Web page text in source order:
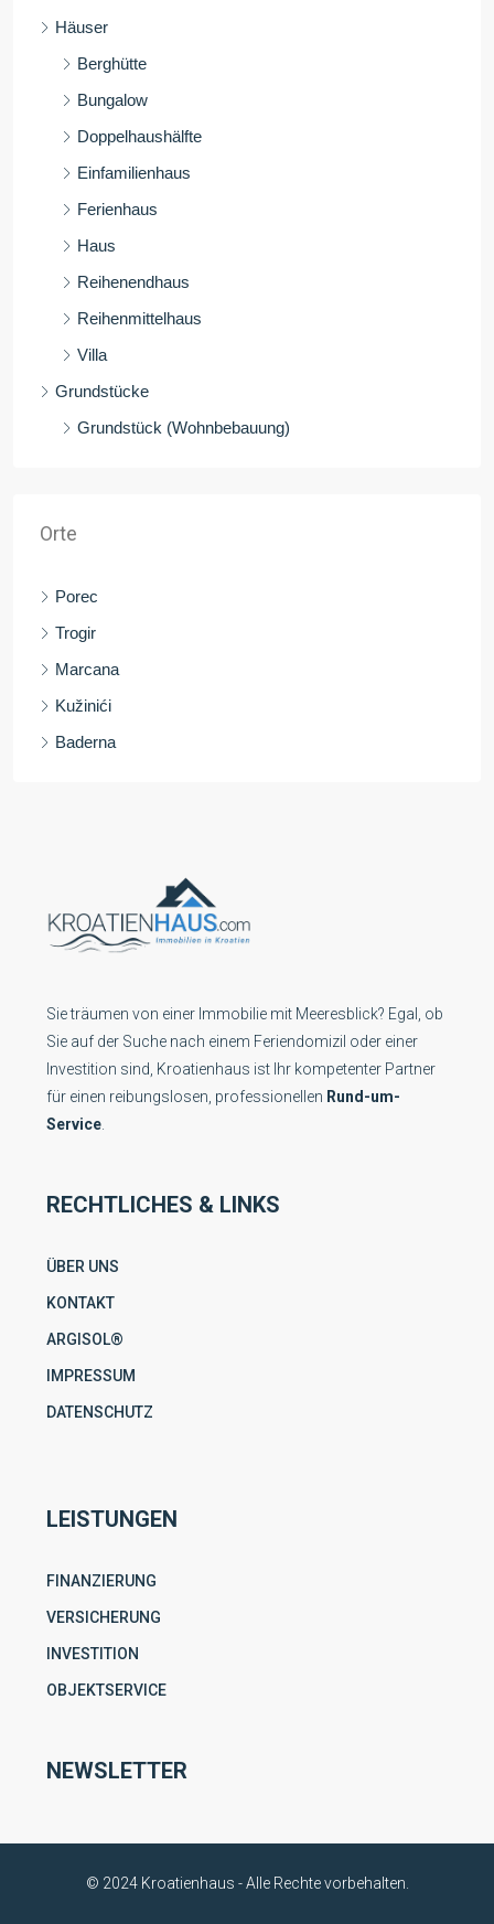
Häuser
Berghütte
Bungalow
Doppelhaushälfte
Einfamilienhaus
Ferienhaus
Haus
Reihenendhaus
Reihenmittelhaus
Villa
Grundstücke
Grundstück (Wohnbebauung)
Orte
Porec
Trogir
Marcana
Kužinići
Baderna
Sie träumen von einer Immobilie mit Meeresblick? Egal, ob
Sie auf der Suche nach einem Feriendomizil oder einer
Investition sind, Kroatienhaus ist Ihr kompetenter Partner
für einen reibungslosen, professionellen Rund-um-
Service
RECHTLICHES & LINKS
ÜBER UNS
KONTAKT
ARGISOL®
IMPRESSUM
DATENSCHUTZ
LEISTUNGEN
FINANZIERUNG
VERSICHERUNG
INVESTITION
OBJEKTSERVICE
NEWSLETTER
© 2024 Kroatienhaus - Alle Rechte vorbehalten.